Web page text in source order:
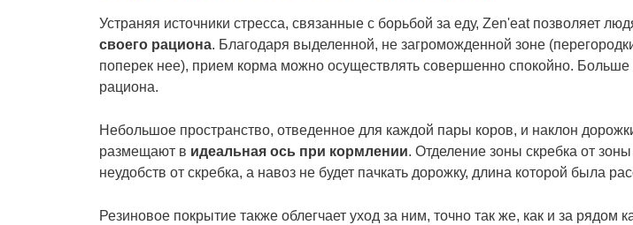
Устраняя источники стресса, связанные с борьбой за еду, Zen'eat позволяет
своего рациона. Благодаря выделенной, не загроможденной зоне
поперек нее), прием корма можно осуществлять совершенно спокойно.
рациона.
Небольшое пространство, отведенное для каждой пары коров, и наклон
размещают в идеальная ось при кормлении. Отделение зоны скребка от
неудобств от скребка, а навоз не будет пачкать дорожку, длина которой была
Резиновое покрытие также облегчает уход за ним, точно так же, как и за рядом